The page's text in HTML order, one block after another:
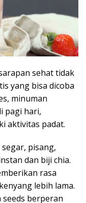
sehat tidak
yang bisa dicoba
minuman
pagi hari,
aktivitas padat.
pisang,
dan biji chia.
rasa
lebih lama.
seeds berperan